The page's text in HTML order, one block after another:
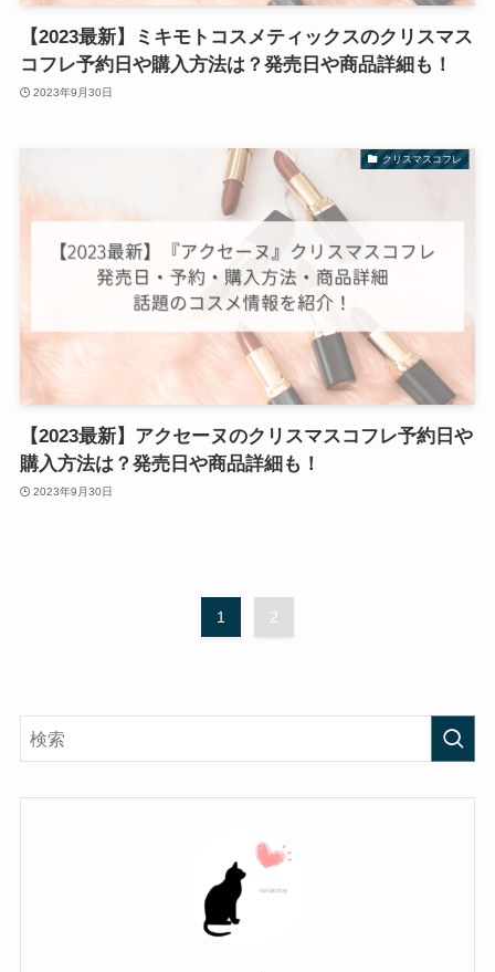
【2023最新】ミキモトコスメティックスのクリスマス
コフレ予約日や購入方法は？発売日や商品詳細も！
2023年9月30日
クリスマスコフレ
【2023最新】アクセーヌのクリスマスコフレ予約日や
購入方法は？発売日や商品詳細も！
2023年9月30日
1 2